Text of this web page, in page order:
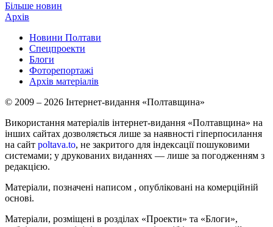
Більше новин
Архів
Новини Полтави
Спецпроекти
Блоги
Фоторепортажі
Архів матеріалів
© 2009 – 2026 Інтернет-видання «Полтавщина»
Використання матеріалів інтернет-видання «Полтавщина» на
інших сайтах дозволяється лише за наявності гіперпосилання
на сайт poltava.to, не закритого для індексації пошуковими
системами; у друкованих виданнях — лише за погодженням з
редакцією.
Матеріали, позначені написом , опубліковані на комерційній
основі.
Матеріали, розміщені в розділах «Проекти» та «Блоги»,